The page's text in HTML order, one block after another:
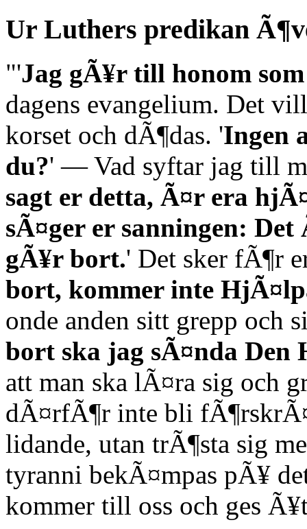
Ur Luthers predikan
"'Jag gÃ¥r till honom
dagens evangelium. Det
korset och dÃ¶das. 'Ingen
du?' — Vad syftar jag till
sagt er detta, Ã¤r era
sÃ¤ger er sanningen:
gÃ¥r bort.' Det sker fÃ¶r
bort, kommer inte
onde anden sitt grepp och
bort ska jag sÃ¤nda Den
att man ska lÃ¤ra sig och
dÃ¤rfÃ¶r inte bli
lidande, utan trÃ¶sta sig
tyranni bekÃ¤mpas pÃ¥
kommer till oss och ges